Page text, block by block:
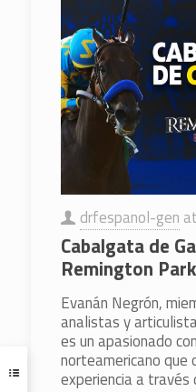
drfespanol-gen at
Cabalgata de
Remington
Evanán Negrón,
analistas y
es un apasionado
norteamericano que
experiencia a través